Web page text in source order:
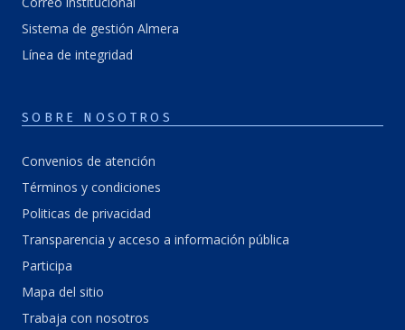
Sistema de gestión Almera
Línea de integridad
SOBRE NOSOTROS
Convenios de atención
Términos y condiciones
Politicas de privacidad
Transparencia y acceso a información pública
Participa
Mapa del sitio
Trabaja con nosotros